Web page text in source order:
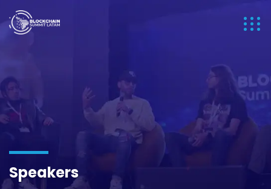
Speakers